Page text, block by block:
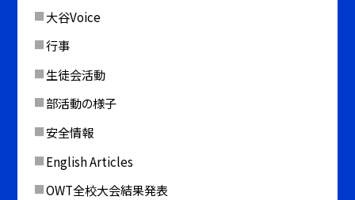
大谷Voice
行事
生徒会活動
部活動の様子
安全情報
English Articles
OWT全校大会結果発表